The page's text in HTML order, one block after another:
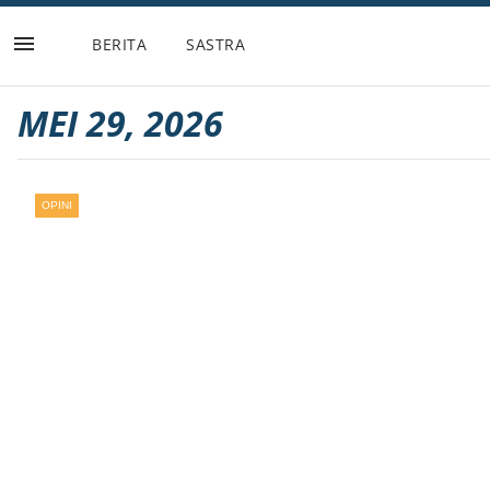
ke
BERITA SASTRA
MEI 29, 2026
OPINI